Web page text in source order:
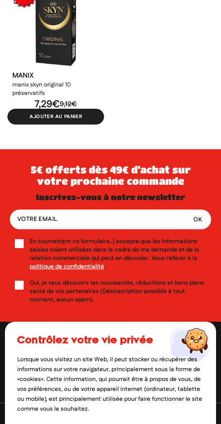
MANIX
manix skyn original 10
préservatifs
9,12€
7,29€
AJOUTER AU PANIER
5€ offerts dès 49€ d’achat sur
votre prochaine commande
inscrivez-vous à notre newsletter
En soumettant ce formulaire, j'accepte que les informations
saisies soient utilisées dans le cadre de ma demande et de la
relation commerciale qui peut en découler. Vous référer à la
politique de confidentialité.
Oui, je veux découvrir les nouveautés, réductions et bons plans
santé de vos partenaires (Désinscription possible à tout
moment, aucun spam).
contact@mylittlepara.com
01 85 09 61 52
contrôlez votre vie privée
Lorsque vous visitez un site Web, il peut stocker ou récupérer des
informations sur votre navigateur, principalement sous la forme de
«cookies». Cette information, qui pourrait être à propos de vous, de
vos préférences, ou de votre appareil internet (ordinateur, tablette
ou mobile), est principalement utilisée pour faire fonctionner le site
comme vous le souhaitez.